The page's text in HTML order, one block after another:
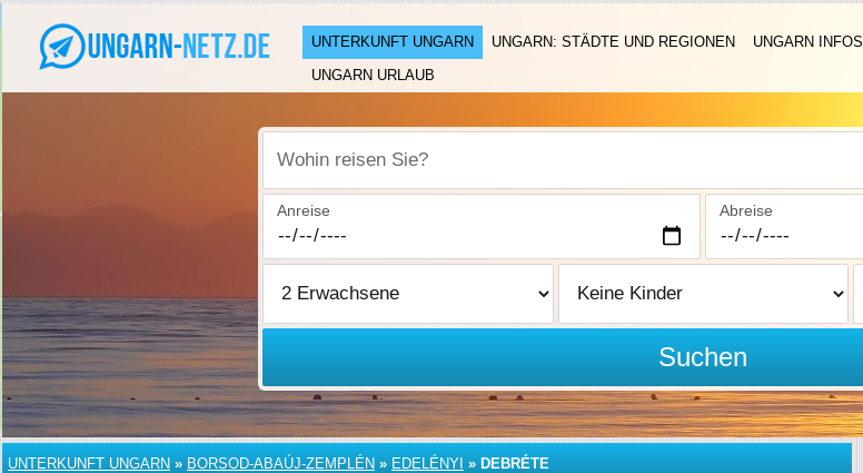
UNTERKUNFT UNGARN UNGARN: STÄDTE UND REGIONEN
UNGARN INFOS
UNGARN URLAUB
Wohin reisen Sie?
Anreise Abreise
Suchen
UNTERKUNFT UNGARN » BORSOD-ABAÚJ-ZEMPLÉN » EDELÉNYI » DEBRÉTE